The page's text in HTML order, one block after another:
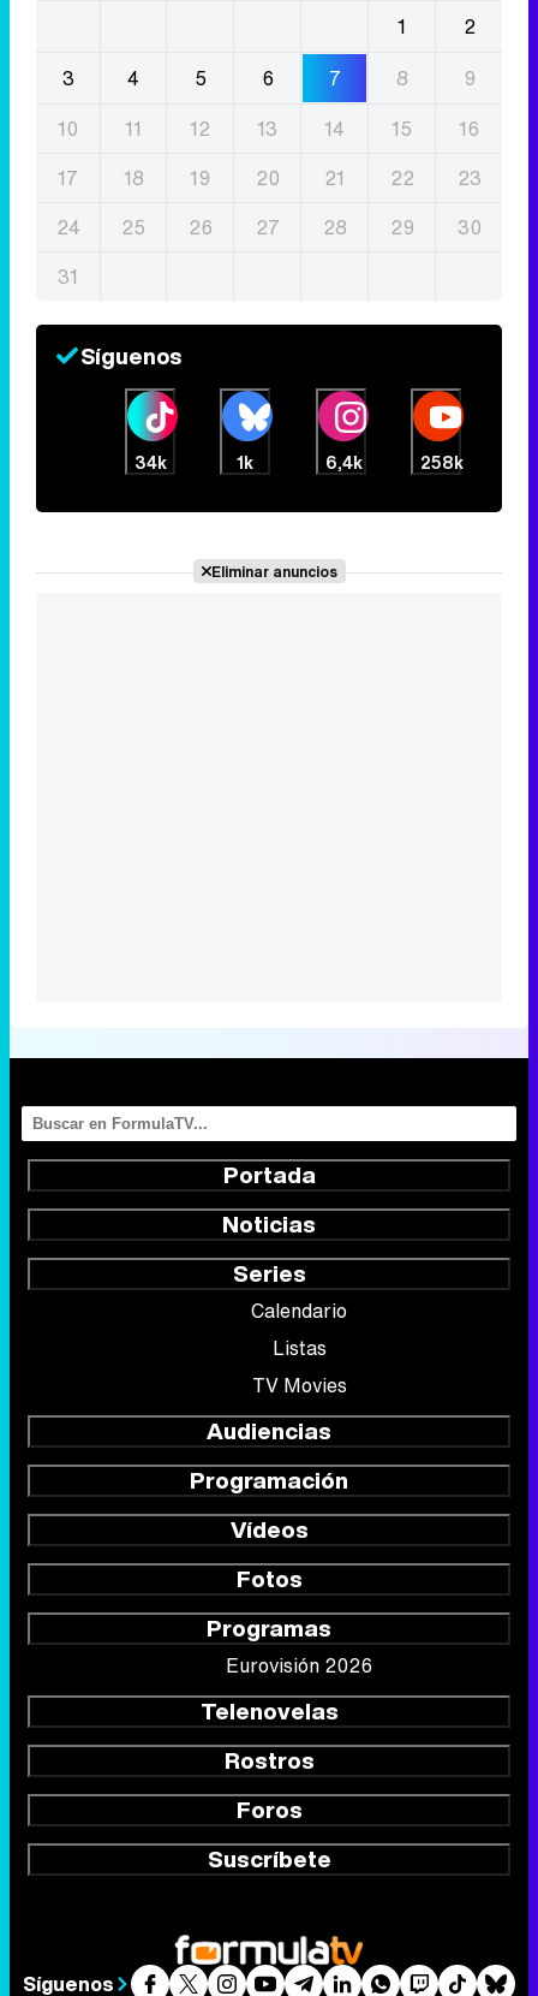
1
2
3
4 5 6 7 8
9
10
11 12 13 14 15
16
17
18 19 20 21 22
23
24
25 26 27 28 29
30
31
Síguenos
34k 1k 6,4k 258k
Eliminar anuncios
Portada
Noticias
Series
Calendario
Listas
TV Movies
Audiencias
Programación
Vídeos
Fotos
Programas
Eurovisión 2026
Telenovelas
Rostros
Foros
Suscríbete
Síguenos